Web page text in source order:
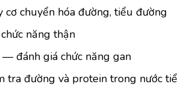
chuyển hóa đường, tiểu đường
năng thận
— đánh giá chức năng gan
tra đường và protein trong nước